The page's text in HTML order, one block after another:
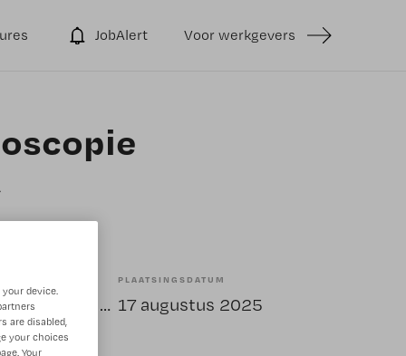
JobAlert Voor werkgevers
Tijdelijk met uitzicht op vast
PLAATSINGSDATUM
17 augustus 2025
device.
are disabled,
your choices
Your